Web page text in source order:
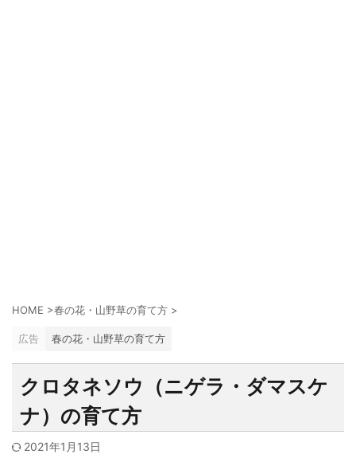
HOME >春の花・山野草の育て方 >
広告 春の花・山野草の育て方
クロタネソウ（ニゲラ・ダマスケ
ナ）の育て方
2021年1月13日